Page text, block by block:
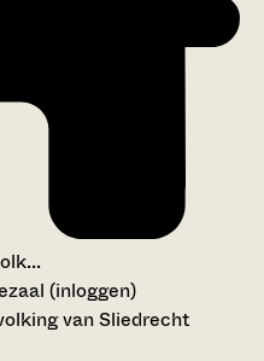
(inloggen)
van Sliedrecht